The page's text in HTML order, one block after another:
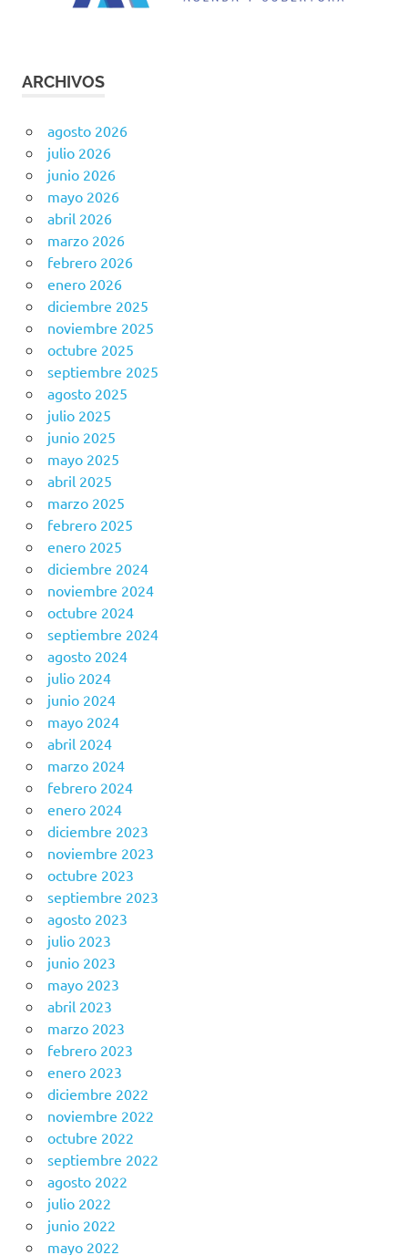
ARCHIVOS
agosto 2026
julio 2026
junio 2026
mayo 2026
abril 2026
marzo 2026
febrero 2026
enero 2026
diciembre 2025
noviembre 2025
octubre 2025
septiembre 2025
agosto 2025
julio 2025
junio 2025
mayo 2025
abril 2025
marzo 2025
febrero 2025
enero 2025
diciembre 2024
noviembre 2024
octubre 2024
septiembre 2024
agosto 2024
julio 2024
junio 2024
mayo 2024
abril 2024
marzo 2024
febrero 2024
enero 2024
diciembre 2023
noviembre 2023
octubre 2023
septiembre 2023
agosto 2023
julio 2023
junio 2023
mayo 2023
abril 2023
marzo 2023
febrero 2023
enero 2023
diciembre 2022
noviembre 2022
octubre 2022
septiembre 2022
agosto 2022
julio 2022
junio 2022
mayo 2022